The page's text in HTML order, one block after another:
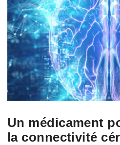
Un médicament
la connectivité